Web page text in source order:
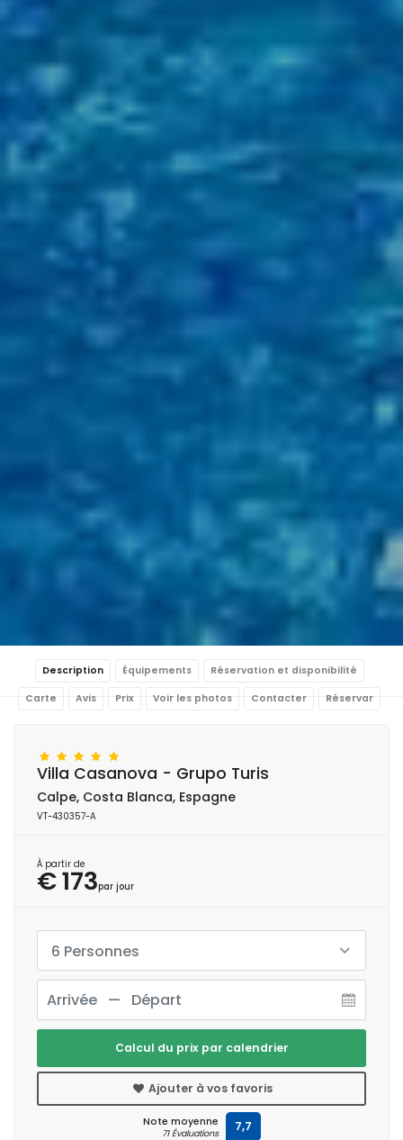
Description Équipements Réservation et disponibilité
Carte Avis Prix Voir les photos Contacter Réservar
Villa Casanova - Grupo Turis
Calpe, Costa Blanca, Espagne
VT-430357-A
À partir de
€ 173par jour
6 Personnes
Calcul du prix par calendrier
Ajouter à vos favoris
Note moyenne
71 Évaluations 7,7